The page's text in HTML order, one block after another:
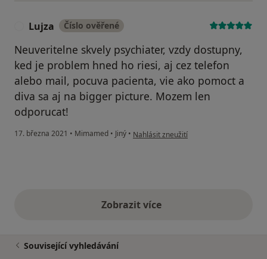
Lujza Číslo ověřené
Neuveritelne skvely psychiater, vzdy dostupny,
ked je problem hned ho riesi, aj cez telefon
alebo mail, pocuva pacienta, vie ako pomoct a
diva sa aj na bigger picture. Mozem len
odporucat!
17. března 2021 • Mimamed • Jiný • podle názoru uživatele Lujza
Nahlásit zneužití
Zobrazit vícevýše uvedené názory
Související vyhledávání